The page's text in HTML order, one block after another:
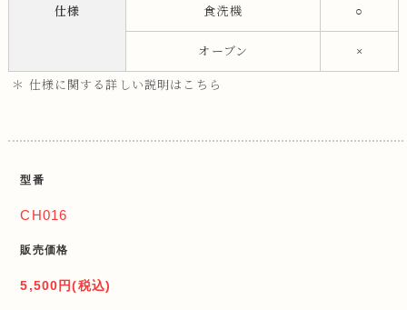
仕様 食洗機 ○
オーブン ×
＊ 仕様に関する詳しい説明はこちら
型番
CH016
販売価格
5,500円(税込)